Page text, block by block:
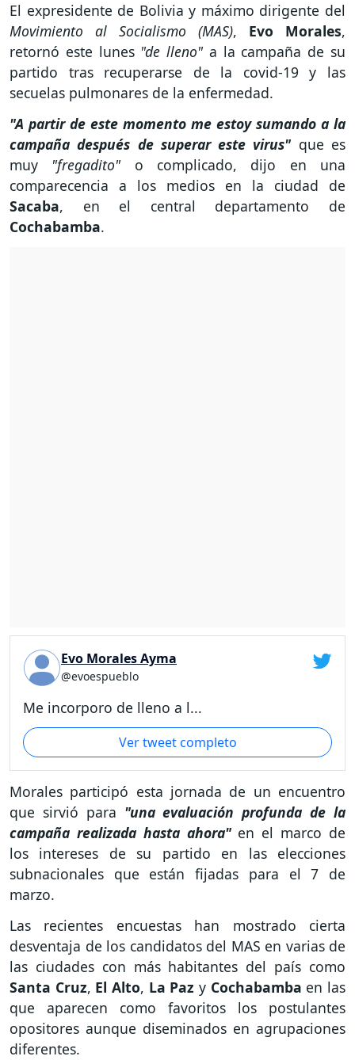
El expresidente de Bolivia y máximo dirigente del
Movimiento al Socialismo (MAS), Evo Morales,
retornó este lunes"de lleno" a la campaña de su
partido tras recuperarse de la covid-19 y las
secuelas pulmonares de la enfermedad.
"A partir de este momento me estoy sumando a la
campaña después de superar este virus" que es
muy "fregadito"o complicado, dijo en una
comparecencia a los medios en la ciudad de
Sacaba, en el central departamento de
Cochabamba.
Evo Morales Ayma
@evoespueblo
Me incorporo de lleno a l...
Ver tweet completo
Morales participó esta jornada de un encuentro
que sirvió para "una evaluación profunda de la
campaña realizada hasta ahora"en el marco de
los intereses de su partido en las elecciones
subnacionales que están fijadas para el 7 de
marzo.
Las recientes encuestas han mostrado cierta
desventaja de los candidatos del MAS en varias de
las ciudades con más habitantes del país como
Santa Cruz, El Alto, La Pazy Cochabamba en las
que aparecen como favoritos los postulantes
opositores aunque diseminados en agrupaciones
diferentes.